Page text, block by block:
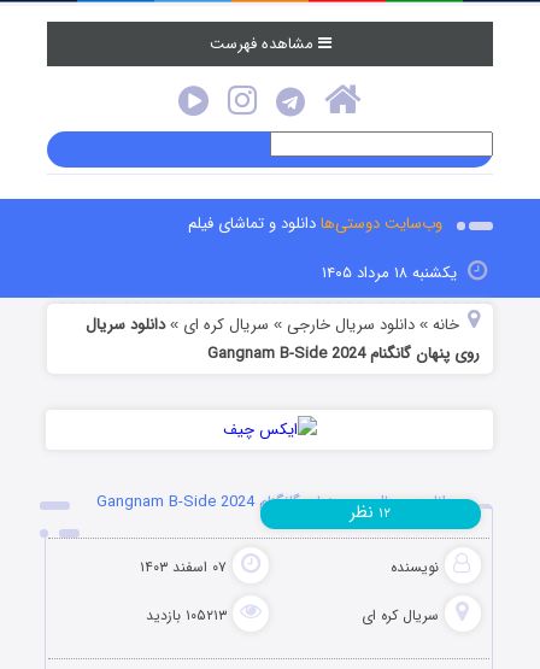
مشاهده فهرست
وب‌سایت دوستی‌هادانلود و تماشای فیلم
یکشنبه ۱۸ مرداد ۱۴۰۵
خانه »دانلود سریال خارجی » سریال کره ای »دانلود سریال
روی پنهان گانگنام Gangnam B-Side 2024
دانلود سریال روی پنهان گانگنام Gangnam B-Side 2024
نویسنده ۰۷ اسفند ۱۴۰۳
سریال کره ای ۱۰۵۲۱۳ بازدید
۱۲ نظر